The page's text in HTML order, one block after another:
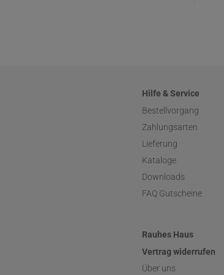
Hilfe & Service
Bestellvorgang
Zahlungsarten
Lieferung
Kataloge
Downloads
FAQ Gutscheine
Rauhes Haus
Vertrag widerrufen
Über uns